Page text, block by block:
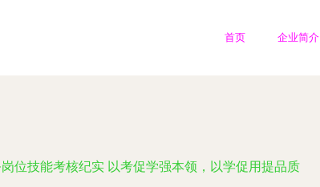
首页 企业简介
位技能考核纪实 以考促学强本领，以学促用提品质